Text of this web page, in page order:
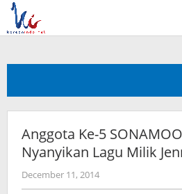
Skip
content
Anggota Ke-5
Nyanyikan Lagu Milik
December 11, 2014by
Koreanindo